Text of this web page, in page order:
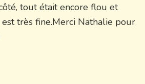
tout était encore flou et
très fine.Merci Nathalie pour